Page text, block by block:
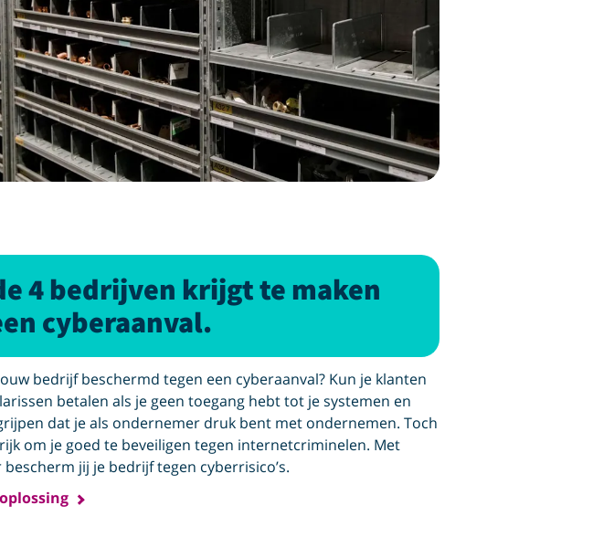
4 bedrijven krijgt te maken
cyberaanval.
bedrijf beschermd tegen een cyberaanval? Kun je klanten
betalen als je geen toegang hebt tot je systemen en
dat je als ondernemer druk bent met ondernemen. Toch
om je goed te beveiligen tegen internetcriminelen. Met
bescherm jij je bedrijf tegen cyberrisico’s.